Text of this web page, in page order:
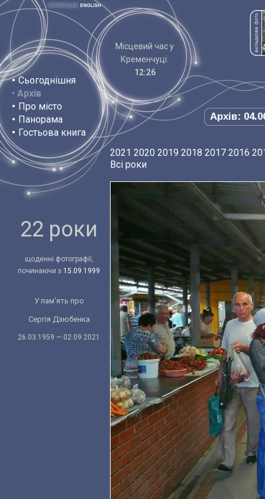
• Сьогоднішня
• Архів
• Про місто
• Панорама
• Гостьова книга
Місцевий час у
Кременчуці:
12:26
Архів:
22 роки
щоденні фотографії,
починаючи з 15.09.1999
У пам'ять про
Сергія Дзюбенка
26.03.1959 — 02.09.2021
2021 2020 2019 2018 2017 2016
Всі роки